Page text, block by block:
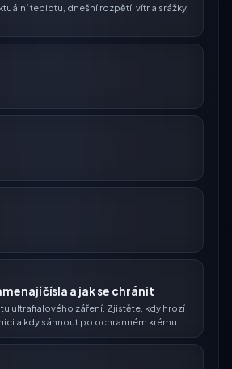
teplotu, dnešní rozpětí, vítr a srážky
čísla a jak se chránit
ultrafialového záření. Zjistěte, kdy hrozí
a kdy sáhnout po ochranném krému.